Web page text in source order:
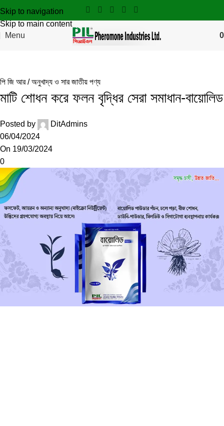
Skip to navigation
Skip to main content
Menu
0
পি জি আর / অনুখাদ্য ও সার জাতীয় পণ্য
মাটি শোধন করে ফলন বৃদ্ধির সেরা সমাধান-বায়োলিড
Posted by
DitAdmins
06/04/2024
On 19/03/2024
0